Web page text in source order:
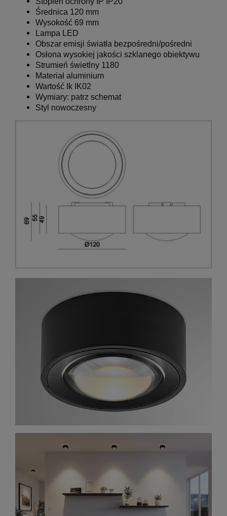
Średnica 120 mm
Wysokość 69 mm
Lampa LED
Obszar emisji światła bezpośredni/pośredni
Osłona wysokiej jakości szklanego obiektywu
Strumień świetlny 1180
Materiał aluminium
Wartość Ik IK02
Wymiary: patrz schemat
Styl nowoczesny